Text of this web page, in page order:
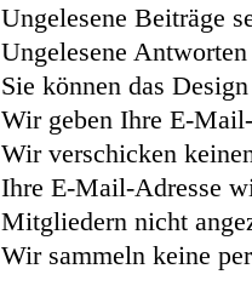
Ungelesene Beiträge
Ungelesene
Sie können das
Wir geben Ihre E-
Wir verschicken
Ihre E-Mail-Adresse
Mitgliedern nicht
Wir sammeln keine